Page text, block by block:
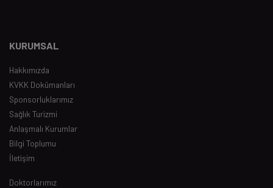
KURUMSAL
Hakkımızda
KVKK Dokümanları
Sponsorluklarımız
Sağlık Turizmi
Anlaşmalı Kurumlar
Bilgi Toplumu
İletişim
Doktorlarımız